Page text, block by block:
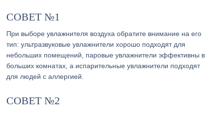
СОВЕТ №1
При выборе увлажнителя воздуха обратите внимание на его
тип: ультразвуковые увлажнители хорошо подходят для
небольших помещений, паровые увлажнители эффективны в
больших комнатах, а испарительные увлажнители подходят
для людей с аллергией.
СОВЕТ №2